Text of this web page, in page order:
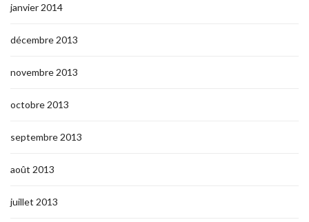
janvier 2014
décembre 2013
novembre 2013
octobre 2013
septembre 2013
août 2013
juillet 2013